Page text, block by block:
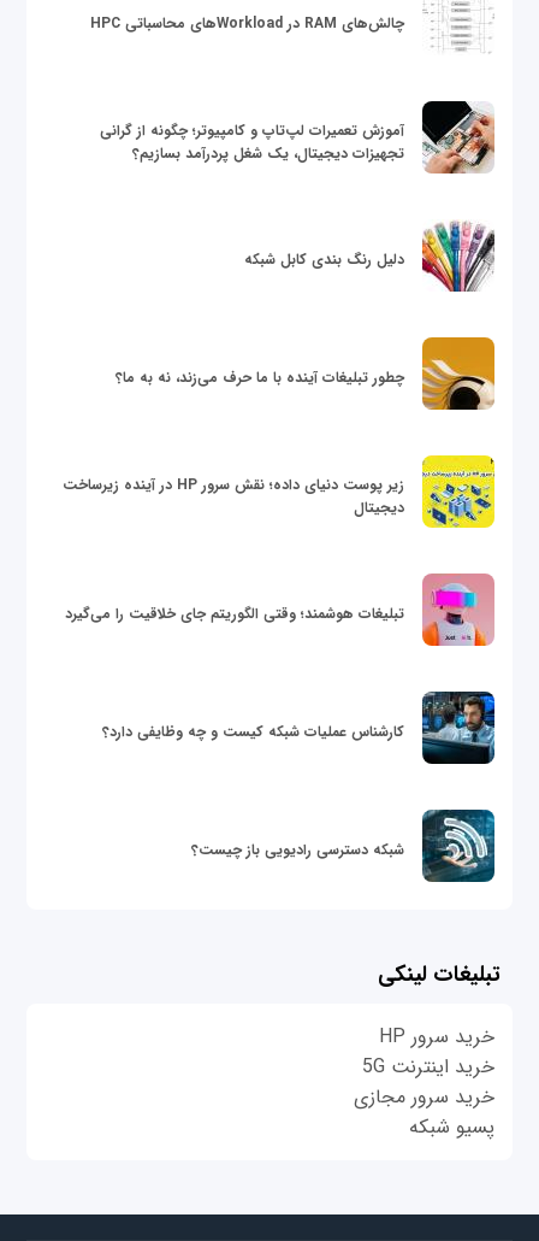
چالش‌های RAM در Workloadهای محاسباتی HPC
آموزش تعمیرات لپ‌تاپ و کامپیوتر؛ چگونه از گرانی
تجهیزات دیجیتال، یک شغل پردرآمد بسازیم؟
دلیل رنگ بندی کابل شبکه
چطور تبلیغات آینده با ما حرف می‌زند، نه به ما؟
زیر پوست دنیای داده؛ نقش سرور HP در آینده زیرساخت
دیجیتال
تبلیغات هوشمند؛ وقتی الگوریتم جای خلاقیت را می‌گیرد
کارشناس عملیات شبکه کیست و چه وظایفی دارد؟
شبکه دسترسی رادیویی باز چیست؟
تبلیغات لینکی
خرید سرور HP
خرید اینترنت 5G
خرید سرور مجازی
پسیو شبکه